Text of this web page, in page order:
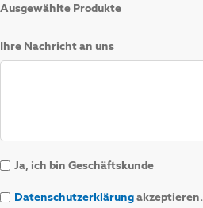
Ausgewählte Produkte
Ihre Nachricht an uns
Ja, ich bin Geschäftskunde
Datenschutzerklärungakzeptieren.